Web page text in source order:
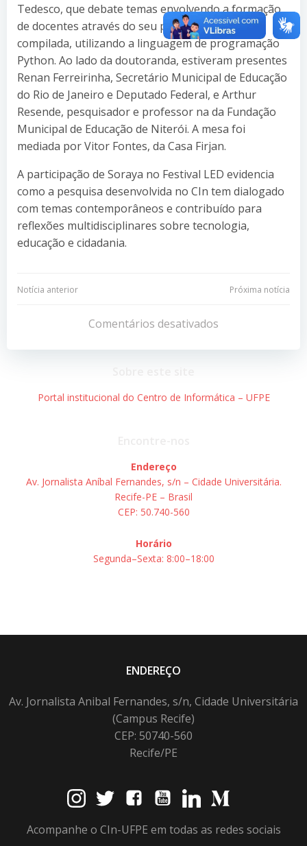
Tedesco, que debate temas envolvendo a formação
de docentes através do seu projeto de poesia
compilada, utilizando a linguagem de programação
Python. Ao lado da doutoranda, estiveram presentes
Renan Ferreirinha, Secretário Municipal de Educação
do Rio de Janeiro e Deputado Federal, e Arthur
Resende, pesquisador e professor na da Fundação
Municipal de Educação de Niterói. A mesa foi
mediada por Vitor Fontes, da Casa Firjan.
A participação de Soraya no Festival LED evidencia
como a pesquisa desenvolvida no CIn tem dialogado
com temas contemporâneos e contribuído para
reflexões multidisciplinares sobre tecnologia,
educação e cidadania.
Navegação
Post
Notícia anterior
Navegação
de
Post
Próxima notícia
Comentários desativados
Portal institucional do Centro de Informática – UFPE
Endereço
Av. Jornalista Aníbal Fernandes, s/n – Cidade Universitária.
Recife-PE – Brasil
CEP: 50.740-560
Horário
Segunda–Sexta: 8:00–18:00
ENDEREÇO
Av. Jornalista Anibal Fernandes, s/n, Cidade Universitária
(Campus Recife)
CEP: 50740-560
Recife/PE
Acompanhe o CIn-UFPE em todas as redes sociais